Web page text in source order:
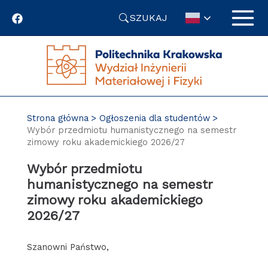
SZUKAJ
Strona główna
Ogłoszenia dla studentów
Wybór przedmiotu humanistycznego na semestr
zimowy roku akademickiego 2026/27
Wybór przedmiotu
humanistycznego na semestr
zimowy roku akademickiego
2026/27
Szanowni Państwo,